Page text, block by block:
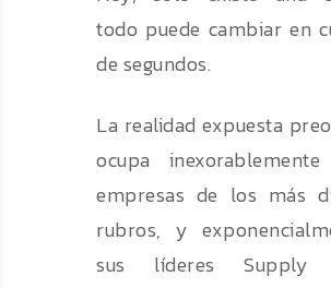
todo puede cambiar en
de segundos.
La realidad expuesta
ocupa
empresas de los más
rubros, y
sus líderes Supply